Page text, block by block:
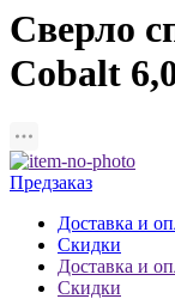
Сверло
Cobalt
Предзаказ
Доставка и
Скидки
Доставка и
Скидки